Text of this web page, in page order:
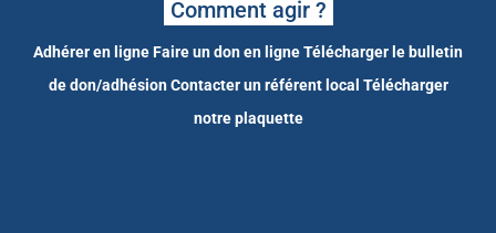
Comment agir ?
Adhérer en ligneFaire un don en ligneTélécharger le bulletin
de don/adhésion Contacter un référent local Télécharger
notre plaquette